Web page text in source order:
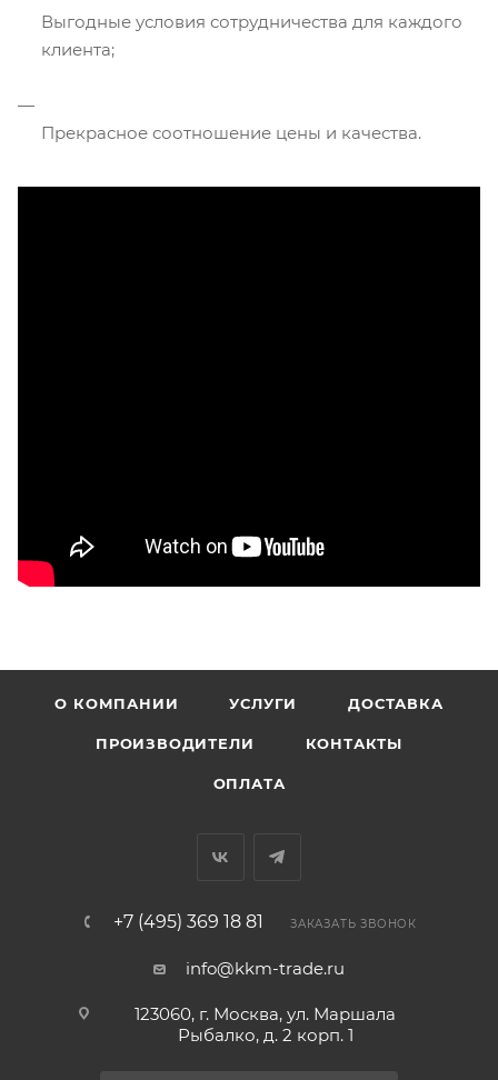
Выгодные условия сотрудничества для каждого
клиента;
Прекрасное соотношение цены и качества.
О КОМПАНИИ УСЛУГИ ДОСТАВКА
ПРОИЗВОДИТЕЛИ КОНТАКТЫ
ОПЛАТА
+7 (495) 369 18 81 ЗАКАЗАТЬ ЗВОНОК
info@kkm-trade.ru
123060, г. Москва, ул. Маршала
Рыбалко, д. 2 корп. 1